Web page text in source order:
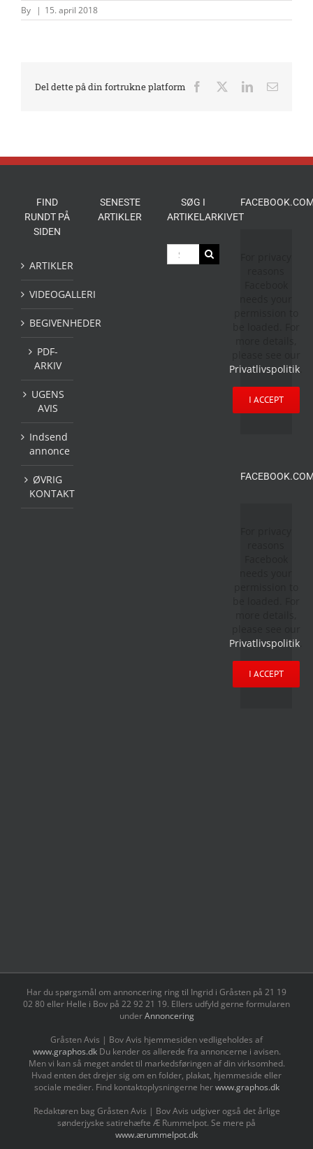
By | 15. april 2018
Del dette på din fortrukne platform Facebook LinkedIn
E-
FIND
RUNDT PÅ
SIDEN
ARTIKLER
VIDEOGALLERI
BEGIVENHEDER
PDF-
ARKIV
UGENS
AVIS
Indsend
annonce
ØVRIG
KONTAKT
SENESTE
ARTIKLER
SØG I
ARTIKELARKIVET
Søg
efter:
Privatlivspolitik
I ACCEPT
Privatlivspolitik
I ACCEPT
Har du spørgsmål om annoncering ring til Ingrid i Gråsten på 21 19
02 80 ‬eller Helle i Bov på 22 92 21 19‬. Ellers udfyld gerne formularen
underAnnoncering
Gråsten Avis | Bov Avis hjemmesiden vedligeholdes af
www.graphos.dk Du kender os allerede fra annoncerne i avisen.
Men vi kan så meget andet til markedsføringen af din virksomhed.
Hvad enten det drejer sig om en folder, plakat, hjemmeside eller
sociale medier. Find kontaktoplysningerne herwww.graphos.dk
Redaktøren bag Gråsten Avis | Bov Avis udgiver også det årlige
sønderjyske satirehæfte Æ Rummelpot. Se mere på
www.ærummelpot.dk